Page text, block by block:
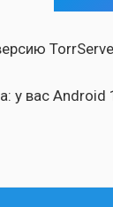
у вас